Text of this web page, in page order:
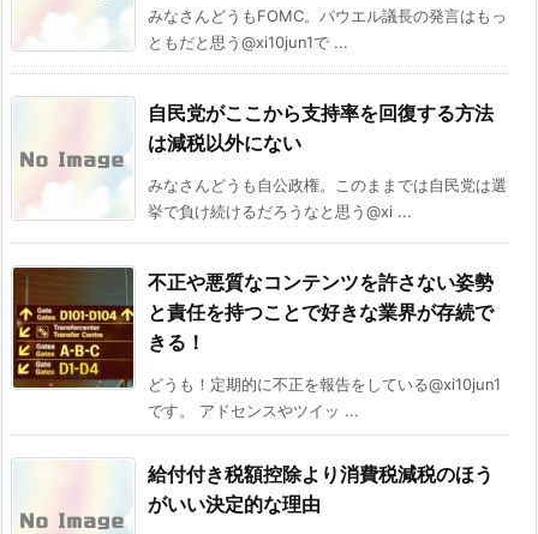
みなさんどうもFOMC。パウエル議長の発言はもっ
ともだと思う@xi10jun1で ...
自民党がここから支持率を回復する方法
は減税以外にない
みなさんどうも自公政権。このままでは自民党は選
挙で負け続けるだろうなと思う@xi ...
不正や悪質なコンテンツを許さない姿勢
と責任を持つことで好きな業界が存続で
きる！
どうも！定期的に不正を報告をしている@xi10jun1
です。 アドセンスやツイッ ...
給付付き税額控除より消費税減税のほう
がいい決定的な理由